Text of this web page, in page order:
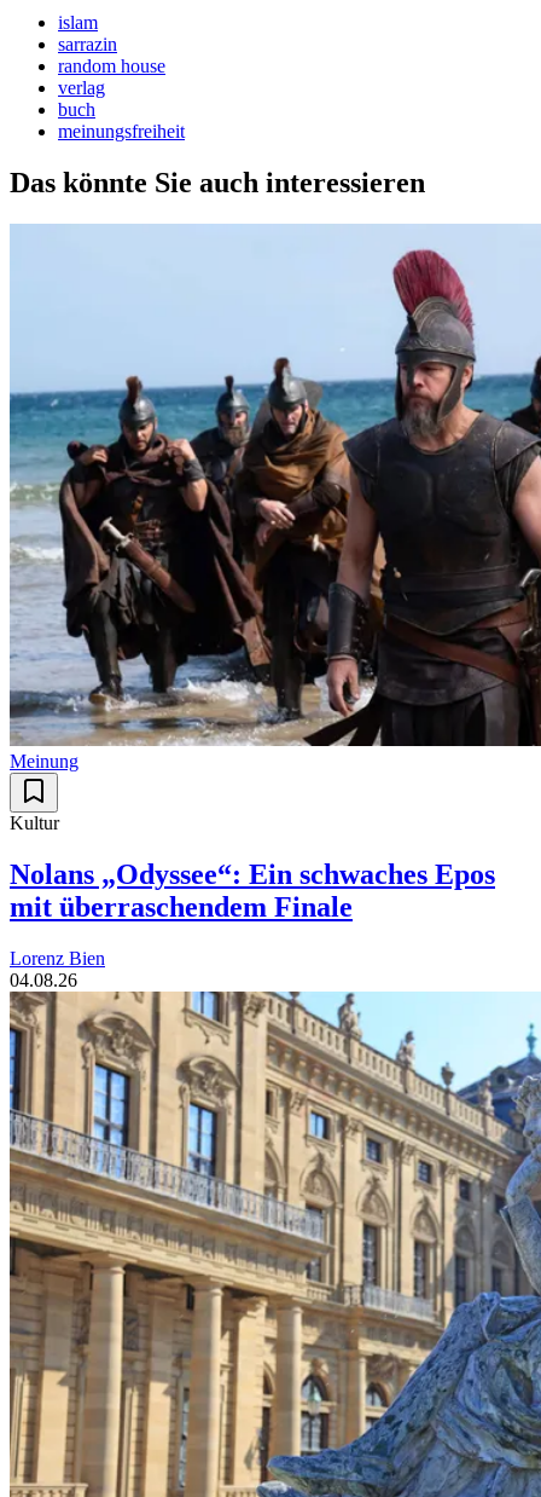
islam
sarrazin
random house
verlag
buch
meinungsfreiheit
Das könnte Sie auch interessieren
Meinung
Kultur
Nolans „Odyssee“: Ein schwaches Epos
mit überraschendem Finale
Lorenz Bien
04.08.26